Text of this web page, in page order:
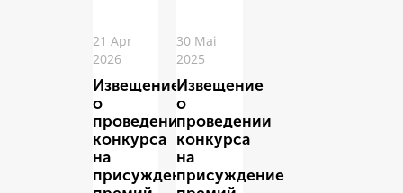
21 Apr
2026
Извещение
о
проведении
конкурса
на
присуждение
30 Mai
2025
Извещение
о
проведении
конкурса
на
присуждение